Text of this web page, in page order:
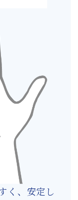
く、安定し